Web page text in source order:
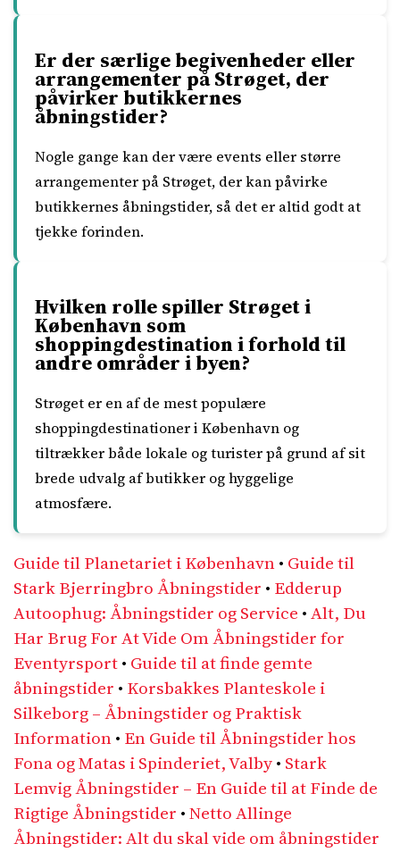
Er der særlige begivenheder eller
arrangementer på Strøget, der
påvirker butikkernes
åbningstider?
Nogle gange kan der være events eller større
arrangementer på Strøget, der kan påvirke
butikkernes åbningstider, så det er altid godt at
tjekke forinden.
Hvilken rolle spiller Strøget i
København som
shoppingdestination i forhold til
andre områder i byen?
Strøget er en af de mest populære
shoppingdestinationer i København og
tiltrækker både lokale og turister på grund af sit
brede udvalg af butikker og hyggelige
atmosfære.
Guide til Planetariet i København• Guide til
Stark Bjerringbro Åbningstider • Edderup
Autoophug: Åbningstider og Service •Alt, Du
Har Brug For At Vide Om Åbningstider for
Eventyrsport• Guide til at finde gemte
åbningstider • Korsbakkes Planteskole i
Silkeborg – Åbningstider og Praktisk
Information• En Guide til Åbningstider hos
Fona og Matas i Spinderiet, Valby• Stark
Lemvig Åbningstider – En Guide til at Finde de
Rigtige Åbningstider •Netto Allinge
Åbningstider: Alt du skal vide om åbningstider